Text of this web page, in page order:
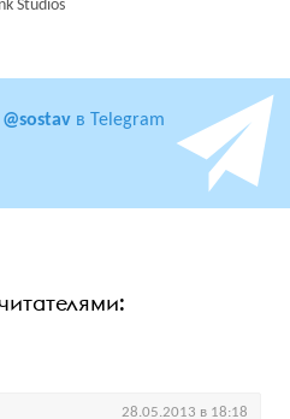
Studios
@sostav в Telegram
28.05.2013 в 18:18